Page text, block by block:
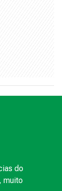
do
muito